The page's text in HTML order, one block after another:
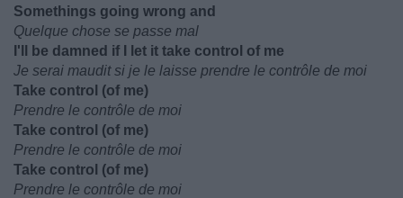
Somethings going wrong and
Quelque chose se passe mal
I'll be damned if I let it take control of me
Je serai maudit si je le laisse prendre le contrôle de moi
Take control (of me)
Prendre le contrôle de moi
Take control (of me)
Prendre le contrôle de moi
Take control (of me)
Prendre le contrôle de moi